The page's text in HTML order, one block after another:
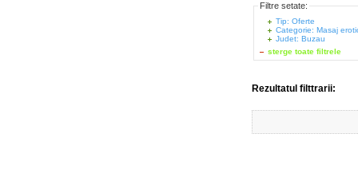
Filtre setate:
Tip: Oferte
Categorie: Masaj
Judet: Buzau
sterge toate filtrele
Rezultatul filttrarii: